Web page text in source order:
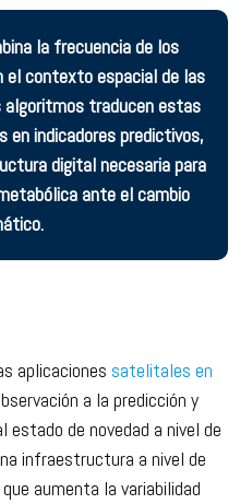
la frecuencia de los
el contexto espacial de las
traducen estas
en indicadores predictivos,
digital necesaria para
ante el cambio
aplicaciones satelitales en
a la predicción y
estado de novedad a nivel de
infraestructura a nivel de
aumenta la variabilidad